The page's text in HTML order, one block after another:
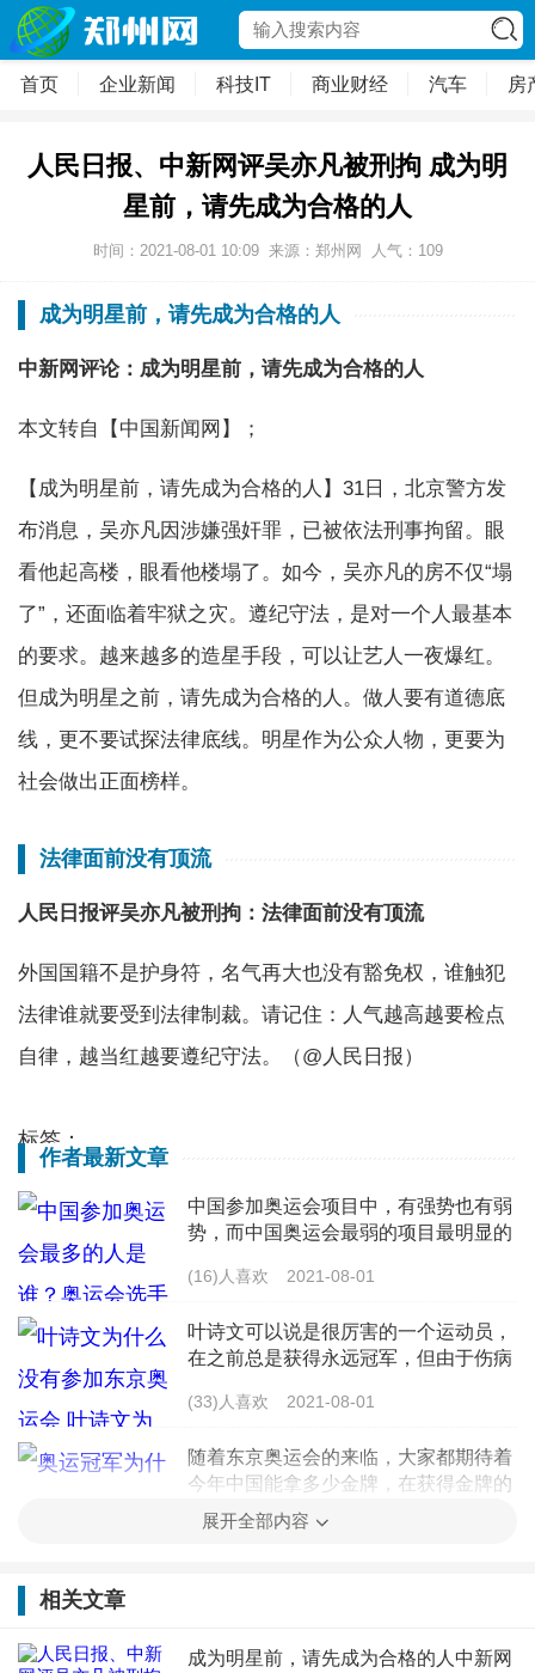
首页 企业新闻 科技IT 商业财经 汽车 房
人民日报、中新网评吴亦凡被刑拘 成为明
星前，请先成为合格的人
时间：2021-08-01 10:09 来源：郑州网 人气： 109
成为明星前，请先成为合格的人
中新网评论：成为明星前，请先成为合格的人
本文转自【中国新闻网】；
【成为明星前，请先成为合格的人】31日，北京警方发
布消息，吴亦凡因涉嫌强奸罪，已被依法刑事拘留。眼
看他起高楼，眼看他楼塌了。如今，吴亦凡的房不仅“塌
了”，还面临着牢狱之灾。遵纪守法，是对一个人最基本
的要求。越来越多的造星手段，可以让艺人一夜爆红。
但成为明星之前，请先成为合格的人。做人要有道德底
线，更不要试探法律底线。明星作为公众人物，更要为
社会做出正面榜样。
法律面前没有顶流
人民日报评吴亦凡被刑拘：法律面前没有顶流
外国国籍不是护身符，名气再大也没有豁免权，谁触犯
法律谁就要受到法律制裁。请记住：人气越高越要检点
自律，越当红越要遵纪守法。（@人民日报）
标签：
作者最新文章
中国参加奥运会项目中，有强势也有弱
势，而中国奥运会最弱的项目最明显的
奖。那么，中国参加奥运会最多的人是
(16)人喜欢 2021-08-01
叶诗文可以说是很厉害的一个运动员，
在之前总是获得永远冠军，但由于伤病
会没有叶诗文的身影也是正常的，叶诗
中
(33)人喜欢 2021-08-01
随着东京奥运会的来临，大家都期待着
今年中国能拿多少金牌，在获得金牌的
运动员中，网友们不得不发现，奥运冠
军都很爱咬金牌，这是有什么传统规矩
(25)人喜欢 2021-08-01
个渴望爱情的单纯大男孩，热衷于女学
(35)人喜欢 2021-08-01
展开全部内容
相关文章
成为明星前，请先成为合格的人中新网